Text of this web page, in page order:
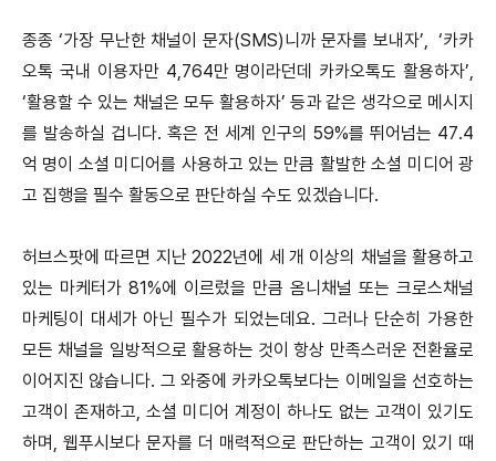
종종 ‘가장 무난한 채널이 문자(SMS)니까 문자를 보내자’, ‘카카
오톡 국내 이용자만 4,764만 명이라던데 카카오톡도 활용하자’,
‘활용할 수 있는 채널은 모두 활용하자’ 등과 같은 생각으로 메시지
를 발송하실 겁니다. 혹은 전 세계 인구의 59%를 뛰어넘는 47.4
억 명이 소셜 미디어를 사용하고 있는 만큼 활발한 소셜 미디어 광
고 집행을 필수 활동으로 판단하실 수도 있겠습니다.
허브스팟에 따르면 지난 2022년에 세 개 이상의 채널을 활용하고
있는 마케터가 81%에 이르렀을 만큼 옴니채널 또는 크로스채널
마케팅이 대세가 아닌 필수가 되었는데요. 그러나 단순히 가용한
모든 채널을 일방적으로 활용하는 것이 항상 만족스러운 전환율로
이어지진 않습니다. 그 와중에 카카오톡보다는 이메일을 선호하는
고객이 존재하고, 소셜 미디어 계정이 하나도 없는 고객이 있기도
하며, 웹푸시보다 문자를 더 매력적으로 판단하는 고객이 있기 때